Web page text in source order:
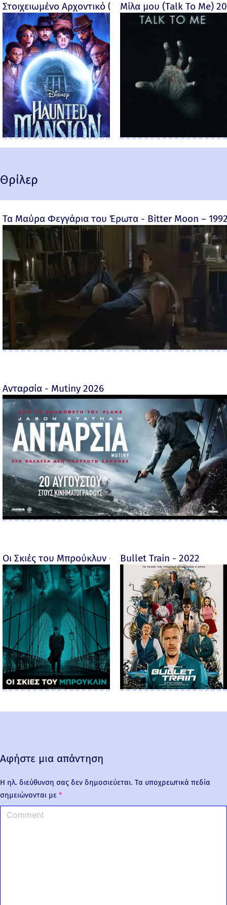
Στοιχειωμένο Αρχοντικό (Haunted Mansion) - 2023
Μίλα μου (Talk To Me)
Θρίλερ
Τα Μαύρα Φεγγάρια του Έρωτα - Bitter Moon –
Ανταρσία - Mutiny 2026
Οι Σκιές του Μπρούκλυν - Motherless Brooklyn -
Bullet Train - 2022
Αφήστε μια απάντηση
Η ηλ. διεύθυνση σας δεν δημοσιεύεται. Τα υποχρεωτικά πεδία
σημειώνονται με *